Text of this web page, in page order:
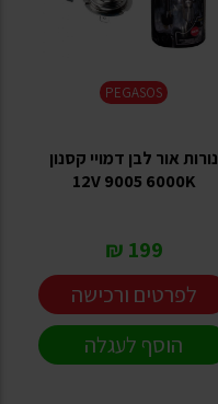
PEGASOS
נורות אור לבן דמויי קסנון
12V 9005 6000K
199 ₪
לפרטים ורכישה
הוסף לעגלה